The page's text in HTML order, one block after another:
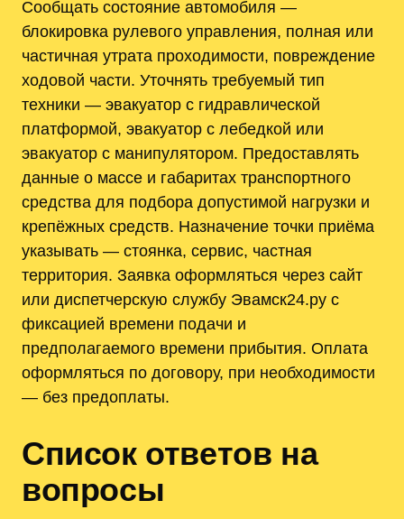
Сообщать состояние автомобиля —
блокировка рулевого управления, полная или
частичная утрата проходимости, повреждение
ходовой части. Уточнять требуемый тип
техники — эвакуатор с гидравлической
платформой, эвакуатор с лебедкой или
эвакуатор с манипулятором. Предоставлять
данные о массе и габаритах транспортного
средства для подбора допустимой нагрузки и
крепёжных средств. Назначение точки приёма
указывать — стоянка, сервис, частная
территория. Заявка оформляться через сайт
или диспетчерскую службу Эвамск24.ру с
фиксацией времени подачи и
предполагаемого времени прибытия. Оплата
оформляться по договору, при необходимости
— без предоплаты.
Список ответов на
вопросы